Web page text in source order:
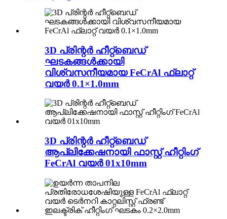
3D പ്രിന്റർ ഹീറ്റ്ബെഡ്
ഘടകങ്ങൾക്കായി
വിശ്വസനീയമായ FeCrAl ഫ്ലാറ്റ്
വയർ 0.1×1.0mm
3D പ്രിന്റർ ഹീറ്റ്ബെഡ്
ആപ്ലിക്കേഷനായി ഫാസ്റ്റ് ഹീറ്റിംഗ്
FeCrAl വയർ 01x10mm